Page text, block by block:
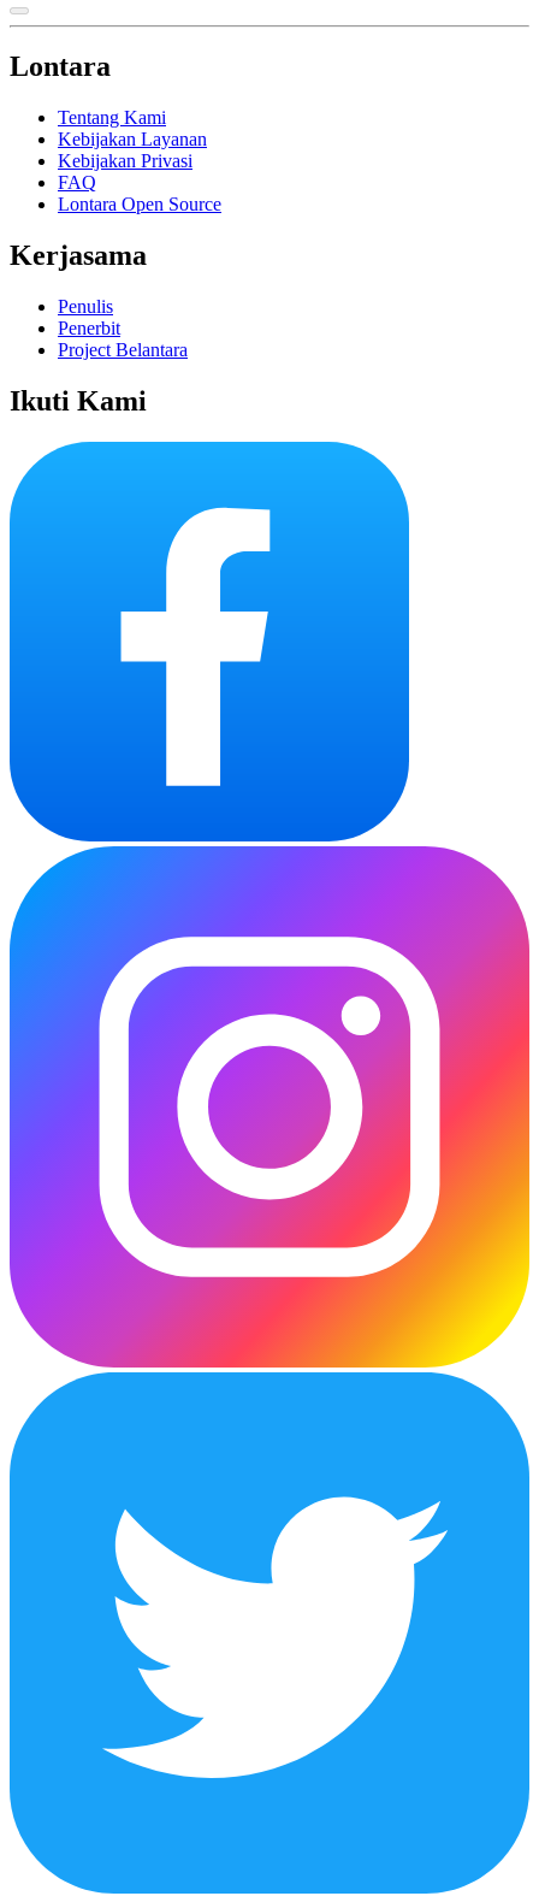
Lontara
Tentang Kami
Kebijakan Layanan
Kebijakan Privasi
FAQ
Lontara Open Source
Kerjasama
Penulis
Penerbit
Project Belantara
Ikuti Kami